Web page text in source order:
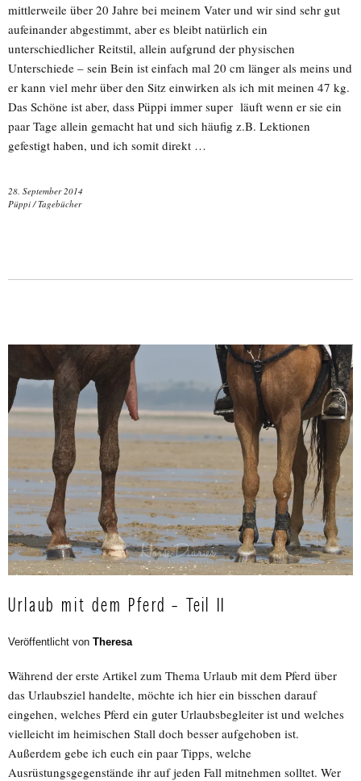
mittlerweile über 20 Jahre bei meinem Vater und wir sind sehr gut
aufeinander abgestimmt, aber es bleibt natürlich ein
unterschiedlicher Reitstil, allein aufgrund der physischen
Unterschiede – sein Bein ist einfach mal 20 cm länger als meins und
er kann viel mehr über den Sitz einwirken als ich mit meinen 47 kg.
Das Schöne ist aber, dass Püppi immer super läuft wenn er sie ein
paar Tage allein gemacht hat und sich häufig z.B. Lektionen
gefestigt haben, und ich somit direkt …
28. September 2014
Püppi/Tagebücher
Urlaub mit dem Pferd – Teil II
Veröffentlicht von Theresa
Während der erste Artikel zum Thema Urlaub mit dem Pferd über
das Urlaubsziel handelte, möchte ich hier ein bisschen darauf
eingehen, welches Pferd ein guter Urlaubsbegleiter ist und welches
vielleicht im heimischen Stall doch besser aufgehoben ist.
Außerdem gebe ich euch ein paar Tipps, welche
Ausrüstungsgegenstände ihr auf jeden Fall mitnehmen solltet. Wer